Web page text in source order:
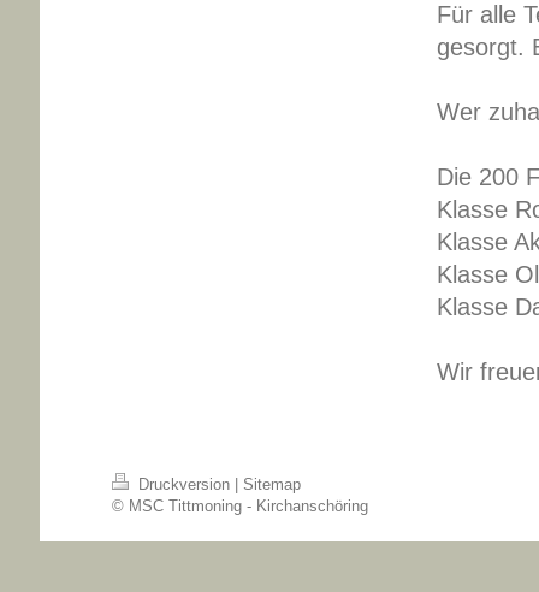
Für alle
gesorgt.
Wer
Die 200
Klasse
Klasse
Klasse
Klasse
Wir
Druckversion
Sitemap
© MSC Tittmoning - Kirchanschöring